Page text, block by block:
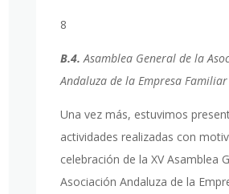
8
B.4.Asamblea General de la
Andaluza de la Empresa Familiar
Una vez más, estuvimos
actividades realizadas con
celebración de la XV Asamblea
Asociación Andaluza de la